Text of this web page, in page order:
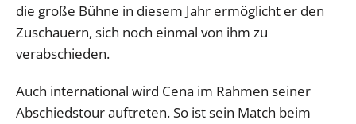
die große Bühne in diesem Jahr ermöglicht er den
Zuschauern, sich noch einmal von ihm zu
verabschieden.
Auch international wird Cena im Rahmen seiner
Abschiedstour auftreten. So ist sein Match beim